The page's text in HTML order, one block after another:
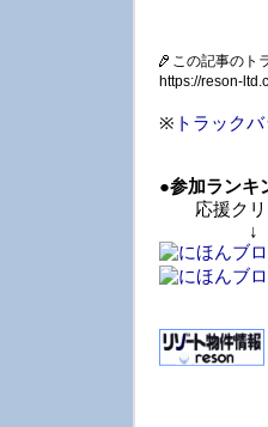
この記事のト
https://reson-
※ トラック
●参加ランキ
応援クリ